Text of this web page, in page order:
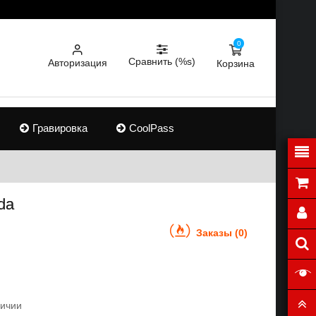
Авторизация Сравнить (%s) Корзина
0
Гравировка CoolPass
Заказы (0)